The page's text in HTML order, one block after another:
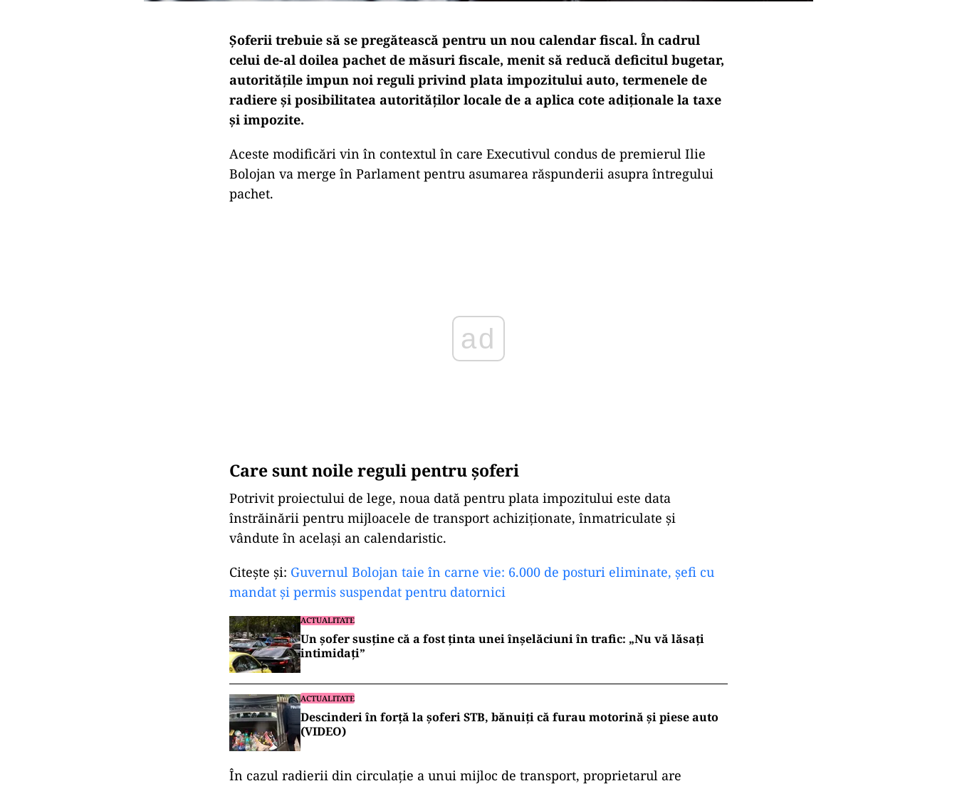
Şoferii trebuie să se pregătească pentru un nou calendar fiscal. În cadrul
celui de-al doilea pachet de măsuri fiscale, menit să reducă deficitul bugetar,
autoritățile impun noi reguli privind plata impozitului auto, termenele de
radiere și posibilitatea autorităților locale de a aplica cote adiționale la taxe
și impozite.
Aceste modificări vin în contextul în care Executivul condus de premierul Ilie
Bolojan va merge în Parlament pentru asumarea răspunderii asupra întregului
pachet.
Care sunt noile reguli pentru şoferi
Potrivit proiectului de lege, noua dată pentru plata impozitului este data
înstrăinării pentru mijloacele de transport achiziționate, înmatriculate și
vândute în același an calendaristic.
Citeşte şi: Guvernul Bolojan taie în carne vie: 6.000 de posturi eliminate, șefi cu
mandat și permis suspendat pentru datornici
ACTUALITATE
Un șofer susține că a fost ținta unei înșelăciuni în trafic: „Nu vă lăsați
intimidați”
ACTUALITATE
Descinderi în forță la șoferi STB, bănuiți că furau motorină și piese auto
(VIDEO)
În cazul radierii din circulație a unui mijloc de transport, proprietarul are